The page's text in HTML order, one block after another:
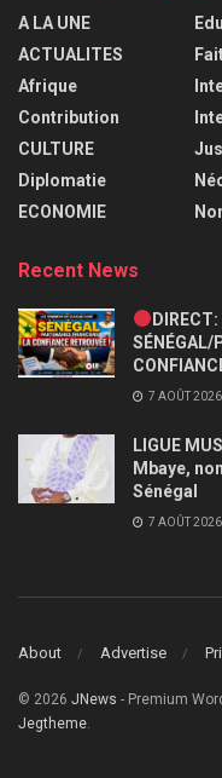
A LA UNE
ACTUALITES
Afrique
Contribution
CULTURE
Diplomatie
ECONOMIE
Recent News
SÉNÉGAL/
7 AOÛT 2026
LIGUE
Mbaye,
Sénégal
7 AOÛT 2026
About Advertise
© 2026 JNews - Premium
Jegtheme